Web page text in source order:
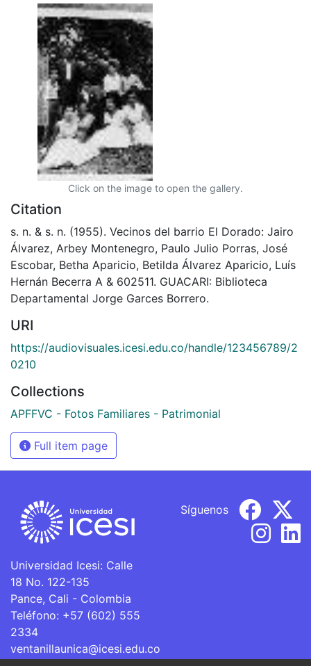
Click on the image to open the gallery.
Citation
s. n. & s. n. (1955). Vecinos del barrio El Dorado: Jairo
Álvarez, Arbey Montenegro, Paulo Julio Porras, José
Escobar, Betha Aparicio, Betilda Álvarez Aparicio, Luís
Hernán Becerra A & 602511. GUACARI: Biblioteca
Departamental Jorge Garces Borrero.
URI
https://audiovisuales.icesi.edu.co/handle/123456789/2
0210
Collections
APFFVC - Fotos Familiares - Patrimonial
Full item page
Universidad Icesi: Calle
18 No. 122-135
Pance, Cali - Colombia
Teléfono: +57 (602) 555
2334
ventanillaunica@icesi.edu.co
Síguenos